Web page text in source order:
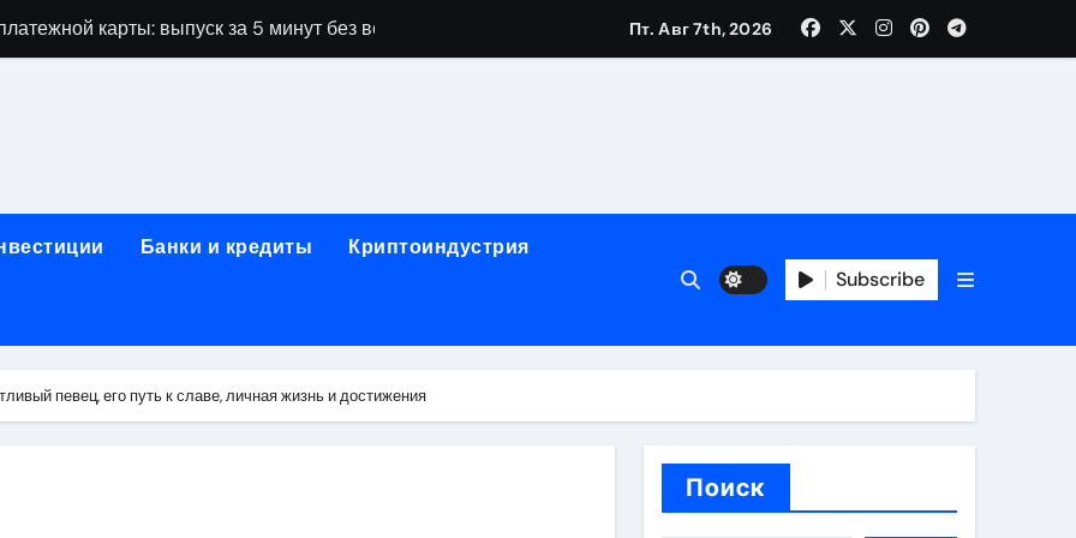
карты: выпуск за 5 минут без верификации и без банков, пополнение в USDT
важные нюансы при оформлении полиса
требования
лент RGB, CCT и диммеры: технические характеристики и требования для КЗ и РФ
виды, оборудование и требования безопасности
карту без визита в офис
Пт. Авг 7th, 2026
Банки и кредиты Криптоиндустрия
Subscribe
певец, его путь к славе, личная жизнь и достижения
Поиск